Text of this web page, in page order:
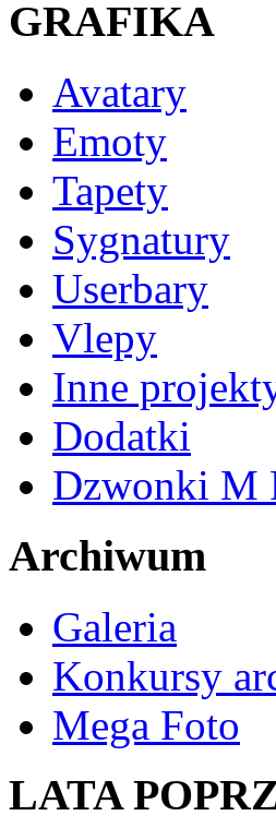
GRAFIKA
Avatary
Emoty
Tapety
Sygnatury
Userbary
Vlepy
Inne
Dodatki
Dzwonki M
Archiwum
Galeria
Konkursy
Mega Foto
LATA